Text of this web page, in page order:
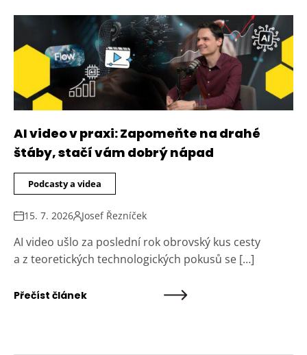
AI video v praxi: Zapomeňte na drahé
štáby, stačí vám dobrý nápad
Podcasty a videa
15. 7. 2026 Josef Řezníček
AI video ušlo za poslední rok obrovský kus cesty
a z teoretických technologických pokusů se […]
Přečíst článek